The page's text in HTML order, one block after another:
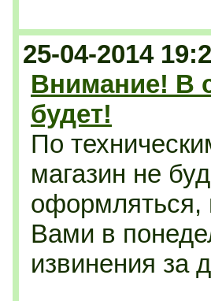
25-04-2014
Внимание! В
будет!
По
магазин не
оформляться,
Вами в
извинения за